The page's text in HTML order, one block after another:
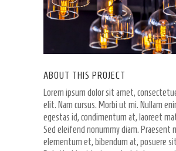
ABOUT THIS PROJECT
Lorem ipsum dolor sit amet,
elit. Nam cursus. Morbi ut mi. Nullam
egestas id, condimentum at, laoreet
Sed eleifend nonummy diam. Praesent
elementum et, bibendum at, posuere